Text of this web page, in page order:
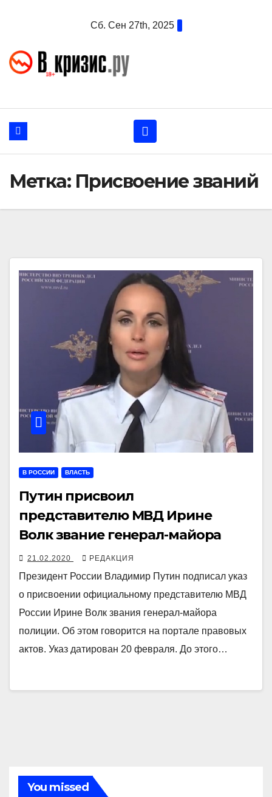
Сб. Сен 27th, 2025
Метка: Присвоение званий
В РОССИИ ВЛАСТЬ
Путин присвоил
представителю МВД Ирине
Волк звание генерал-майора
21.02.2020 РЕДАКЦИЯ
Президент России Владимир Путин подписал указ
о присвоении официальному представителю МВД
России Ирине Волк звания генерал-майора
полиции. Об этом говорится на портале правовых
актов. Указ датирован 20 февраля. До этого…
You missed